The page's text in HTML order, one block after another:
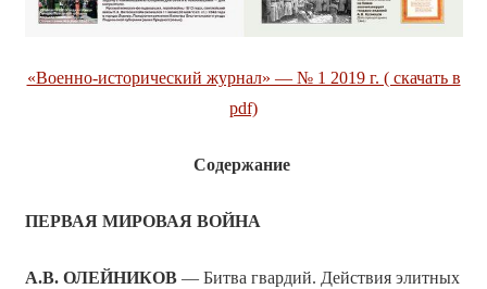
«Военно-исторический журнал» — № 1 2019 г. ( скачать в
pdf)
Содержание
ПЕРВАЯ МИРОВАЯ ВОЙНА
А.В. ОЛЕЙНИКОВ— Битва гвардий. Действия элитных